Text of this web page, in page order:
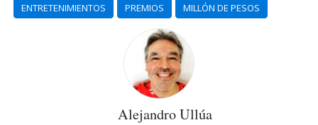
ENTRETENIMIENTOS PREMIOS MILLÓN DE PESOS
Alejandro Ullúa